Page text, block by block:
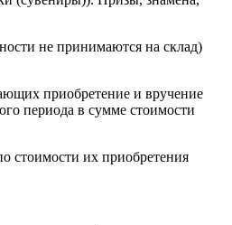
не принимаются на склад)
приобретение и вручение
периода в сумме стоимости
стоимости их приобретения